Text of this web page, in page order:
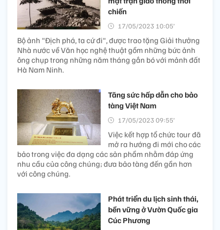
chiến
17/05/2023 10:05’
Bộ ảnh "Địch phá, ta cứ đi", được trao tặng Giải thưởng
Nhà nước về Văn học nghệ thuật gồm những bức ảnh
ông chụp trong những năm tháng gắn bó với mảnh đất
Hà Nam Ninh.
Tăng sức hấp dẫn cho bảo
tàng Việt Nam
17/05/2023 09:55’
Việc kết hợp tổ chức tour đã
mở ra hướng đi mới cho các
bảo trong việc đa dạng các sản phẩm nhằm đáp ứng
nhu cầu của công chúng; đưa bảo tàng đến gần hơn
với công chúng.
Phát triển du lịch sinh thái,
bền vững ở Vườn Quốc gia
Cúc Phương